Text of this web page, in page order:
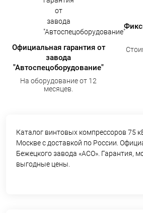
Официальная гарантия от
завода
"Автоспецоборудование"
На оборудование от 12
месяцев.
Каталог винтовых компрессоров 75
Москве с доставкой по России.
Бежецкого завода «АСО». Гарантия,
выгодные цены.